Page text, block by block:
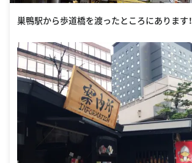
巣鴨駅から歩道橋を渡ったところにあります！